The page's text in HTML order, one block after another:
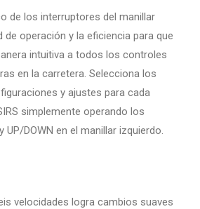
de los interruptores del manillar
de operación y la eficiencia para que
intuitiva a todos los controles
en la carretera. Selecciona los
y ajustes para cada
simplemente operando los
UP/DOWN en el manillar izquierdo.
velocidades logra cambios suaves